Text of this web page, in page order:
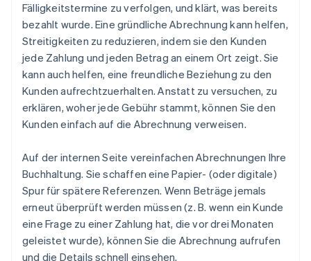
Fälligkeitstermine zu verfolgen, und klärt, was bereits
bezahlt wurde. Eine gründliche Abrechnung kann helfen,
Streitigkeiten zu reduzieren, indem sie den Kunden
jede Zahlung und jeden Betrag an einem Ort zeigt. Sie
kann auch helfen, eine freundliche Beziehung zu den
Kunden aufrechtzuerhalten. Anstatt zu versuchen, zu
erklären, woher jede Gebühr stammt, können Sie den
Kunden einfach auf die Abrechnung verweisen.
Auf der internen Seite vereinfachen Abrechnungen Ihre
Buchhaltung. Sie schaffen eine Papier- (oder digitale)
Spur für spätere Referenzen. Wenn Beträge jemals
erneut überprüft werden müssen (z. B. wenn ein Kunde
eine Frage zu einer Zahlung hat, die vor drei Monaten
geleistet wurde), können Sie die Abrechnung aufrufen
und die Details schnell einsehen.